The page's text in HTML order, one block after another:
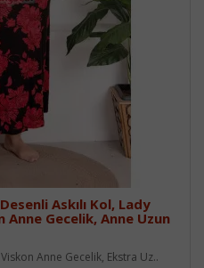
Askılı Kol, Lady
Gecelik, Anne Uzun
Anne Gecelik, Ekstra Uz..